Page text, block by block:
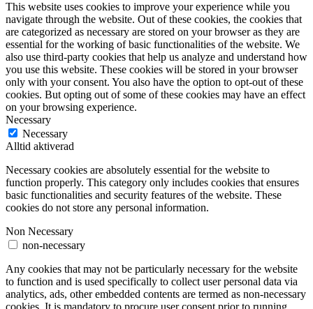
This website uses cookies to improve your experience while you
navigate through the website. Out of these cookies, the cookies that
are categorized as necessary are stored on your browser as they are
essential for the working of basic functionalities of the website. We
also use third-party cookies that help us analyze and understand how
you use this website. These cookies will be stored in your browser
only with your consent. You also have the option to opt-out of these
cookies. But opting out of some of these cookies may have an effect
on your browsing experience.
Necessary
Necessary
Alltid aktiverad
Necessary cookies are absolutely essential for the website to
function properly. This category only includes cookies that ensures
basic functionalities and security features of the website. These
cookies do not store any personal information.
Non Necessary
non-necessary
Any cookies that may not be particularly necessary for the website
to function and is used specifically to collect user personal data via
analytics, ads, other embedded contents are termed as non-necessary
cookies. It is mandatory to procure user consent prior to running